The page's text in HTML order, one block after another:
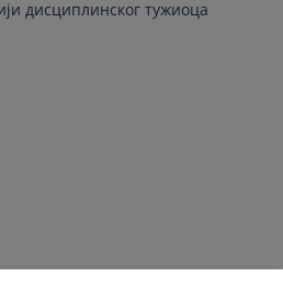
дисциплинског тужиоца